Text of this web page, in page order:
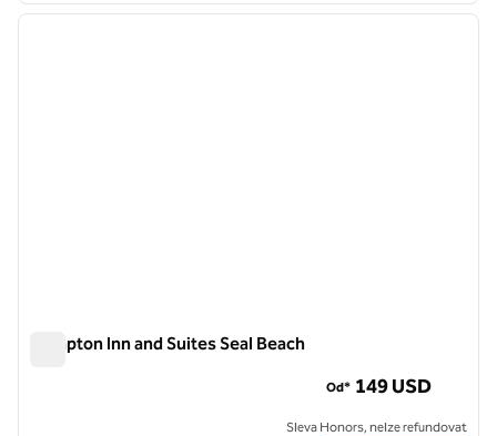
1 z 13
další
Hampton Inn and Suites Seal Beach
Od* 149 USD
Sleva Honors, nelze refundovat